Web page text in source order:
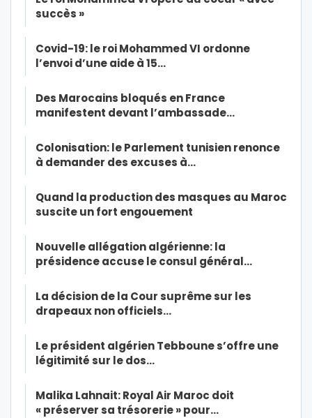
succès »
Covid-19: le roi Mohammed VI ordonne
l’envoi d’une aide à 15…
Des Marocains bloqués en France
manifestent devant l’ambassade…
Colonisation: le Parlement tunisien renonce
à demander des excuses à…
Quand la production des masques au Maroc
suscite un fort engouement
Nouvelle allégation algérienne: la
présidence accuse le consul général…
La décision de la Cour suprême sur les
drapeaux non officiels…
Le président algérien Tebboune s’offre une
légitimité sur le dos…
Malika Lahnait: Royal Air Maroc doit
« préserver sa trésorerie » pour…